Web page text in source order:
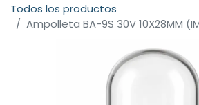
Todos los productos
Ampolleta BA-9S 30V 10X28MM